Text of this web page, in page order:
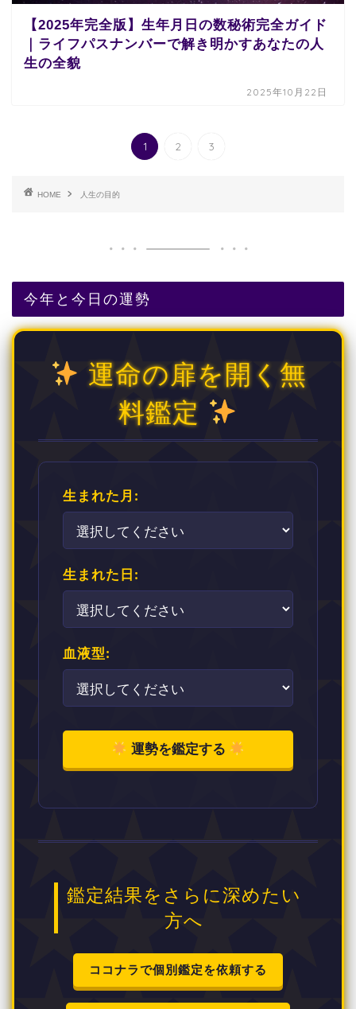
【2025年完全版】生年月日の数秘術完全ガイド
｜ライフパスナンバーで解き明かすあなたの人
生の全貌
2025年10月22日
1 2 3
HOME 人生の目的
今年と今日の運勢
運命の扉を開く無
料鑑定
生まれた月:
生まれた日:
血液型:
運勢を鑑定する
鑑定結果をさらに深めたい
方へ
ココナラで個別鑑定を依頼する